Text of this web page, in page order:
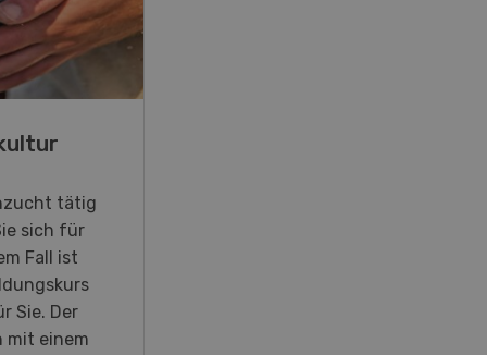
tätig
sich für
Fall ist
Sie. Der
mit einem